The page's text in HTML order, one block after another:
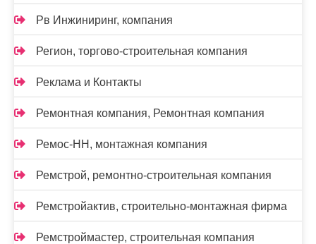
Рв Инжиниринг, компания
Регион, торгово-строительная компания
Реклама и Контакты
Ремонтная компания, Ремонтная компания
Ремос-НН, монтажная компания
Ремстрой, ремонтно-строительная компания
Ремстройактив, строительно-монтажная фирма
Ремстроймастер, строительная компания